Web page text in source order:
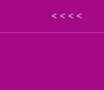
< < < <